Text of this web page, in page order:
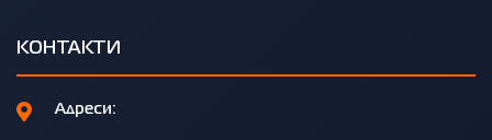
КОНТАКТИ
Адреси: